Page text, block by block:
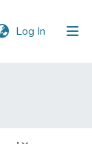
Log In (current)